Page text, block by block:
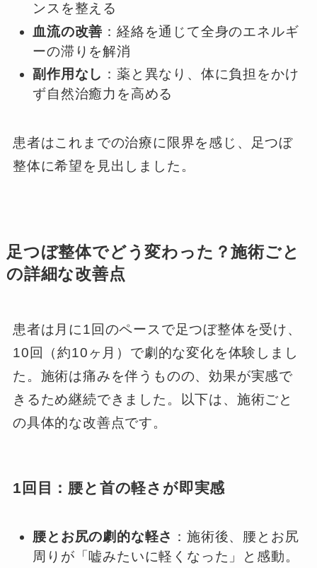
ンスを整える
血流の改善 ：経絡を通じて全身のエネルギ
ーの滞りを解消
副作用なし ：薬と異なり、体に負担をかけ
ず自然治癒力を高める
患者はこれまでの治療に限界を感じ、足つぼ
整体に希望を見出しました。
足つぼ整体でどう変わった？施術ごと
の詳細な改善点
患者は月に1回のペースで足つぼ整体を受け、
10回（約10ヶ月）で劇的な変化を体験しまし
た。施術は痛みを伴うものの、効果が実感で
きるため継続できました。以下は、施術ごと
の具体的な改善点です。
1回目：腰と首の軽さが即実感
腰とお尻の劇的な軽さ ：施術後、腰とお尻
周りが「嘘みたいに軽くなった」と感動。